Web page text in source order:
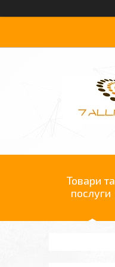
Товари та
послуги